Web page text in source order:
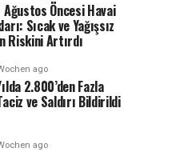
Ağustos Öncesi Havai
Sıcak ve Yağışsız
Riskini Artırdı
ago
2.800’den Fazla
ve Saldırı Bildirildi
ago